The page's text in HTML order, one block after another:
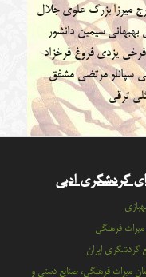
میرزابزرگ علوی جلال
بهبهانیسیمین دانشور
فرخی یزدی فروغ فرخزاد
سپانلومرتضی مشفق
ترقی
گردشگری ادبی
میراث فرهنگی
گردشگري ايران
ميراث فرهنگي، صنايع دستي و